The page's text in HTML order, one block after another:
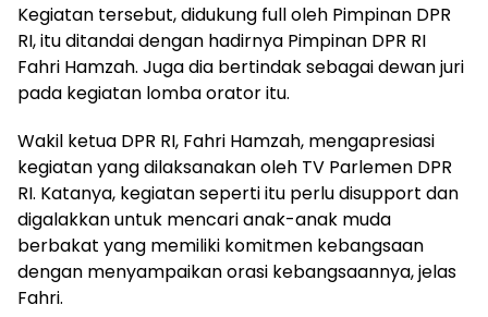
Kegiatan tersebut, didukung full oleh Pimpinan DPR
RI, itu ditandai dengan hadirnya Pimpinan DPR RI
Fahri Hamzah. Juga dia bertindak sebagai dewan juri
pada kegiatan lomba orator itu.
Wakil ketua DPR RI, Fahri Hamzah, mengapresiasi
kegiatan yang dilaksanakan oleh TV Parlemen DPR
RI. Katanya, kegiatan seperti itu perlu disupport dan
digalakkan untuk mencari anak-anak muda
berbakat yang memiliki komitmen kebangsaan
dengan menyampaikan orasi kebangsaannya, jelas
Fahri.